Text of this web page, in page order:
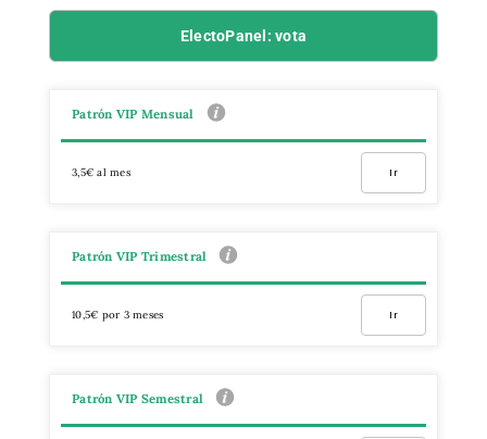
ElectoPanel: vota
Patrón VIP Mensual
3,5€ al mes Ir
Patrón VIP Trimestral
10,5€ por 3 meses Ir
Patrón VIP Semestral